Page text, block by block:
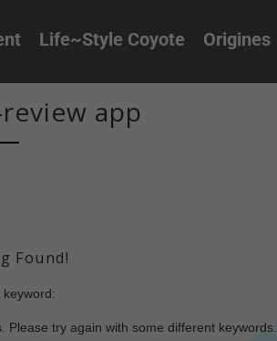
Life~Style Coyote Origines
app
Found!
keyword:
Please try again with some different keywords.